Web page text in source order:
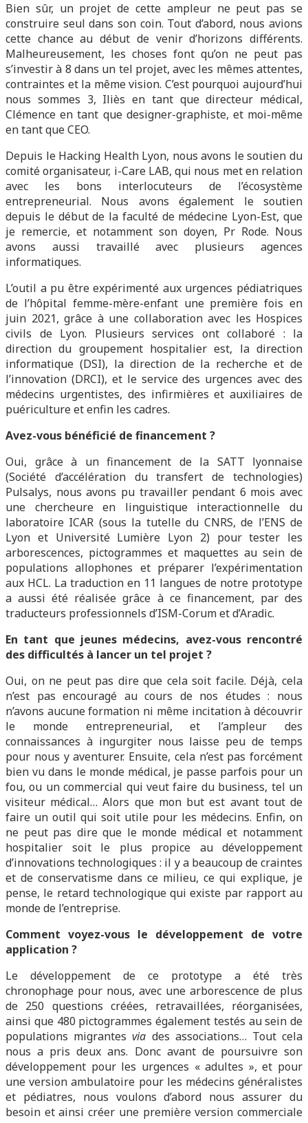
Bien sûr, un projet de cette ampleur ne peut pas se
construire seul dans son coin. Tout d’abord, nous avions
cette chance au début de venir d’horizons différents.
Malheureusement, les choses font qu’on ne peut pas
s’investir à 8 dans un tel projet, avec les mêmes attentes,
contraintes et la même vision. C’est pourquoi aujourd’hui
nous sommes 3, Iliès en tant que directeur médical,
Clémence en tant que designer-graphiste, et moi-même
en tant que CEO.
Depuis le Hacking Health Lyon, nous avons le soutien du
comité organisateur, i-Care LAB, qui nous met en relation
avec les bons interlocuteurs de l’écosystème
entrepreneurial. Nous avons également le soutien
depuis le début de la faculté de médecine Lyon-Est, que
je remercie, et notamment son doyen, Pr Rode. Nous
avons aussi travaillé avec plusieurs agences
informatiques.
L’outil a pu être expérimenté aux urgences pédiatriques
de l’hôpital femme-mère-enfant une première fois en
juin 2021, grâce à une collaboration avec les Hospices
civils de Lyon. Plusieurs services ont collaboré : la
direction du groupement hospitalier est, la direction
informatique (DSI), la direction de la recherche et de
l’innovation (DRCI), et le service des urgences avec des
médecins urgentistes, des infirmières et auxiliaires de
puériculture et enfin les cadres.
Avez-vous bénéficié de financement ?
Oui, grâce à un financement de la SATT lyonnaise
(Société d’accélération du transfert de technologies)
Pulsalys, nous avons pu travailler pendant 6 mois avec
une chercheure en linguistique interactionnelle du
laboratoire ICAR (sous la tutelle du CNRS, de l’ENS de
Lyon et Université Lumière Lyon 2) pour tester les
arborescences, pictogrammes et maquettes au sein de
populations allophones et préparer l’expérimentation
aux HCL. La traduction en 11 langues de notre prototype
a aussi été réalisée grâce à ce financement, par des
traducteurs professionnels d’ISM-Corum et d’Aradic.
En tant que jeunes médecins, avez-vous rencontré
des difficultés à lancer un tel projet ?
Oui, on ne peut pas dire que cela soit facile. Déjà, cela
n’est pas encouragé au cours de nos études : nous
n’avons aucune formation ni même incitation à découvrir
le monde entrepreneurial, et l’ampleur des
connaissances à ingurgiter nous laisse peu de temps
pour nous y aventurer. Ensuite, cela n’est pas forcément
bien vu dans le monde médical, je passe parfois pour un
fou, ou un commercial qui veut faire du business, tel un
visiteur médical… Alors que mon but est avant tout de
faire un outil qui soit utile pour les médecins. Enfin, on
ne peut pas dire que le monde médical et notamment
hospitalier soit le plus propice au développement
d’innovations technologiques : il y a beaucoup de craintes
et de conservatisme dans ce milieu, ce qui explique, je
pense, le retard technologique qui existe par rapport au
monde de l’entreprise.
Comment voyez-vous le développement de votre
application ?
Le développement de ce prototype a été très
chronophage pour nous, avec une arborescence de plus
de 250 questions créées, retravaillées, réorganisées,
ainsi que 480 pictogrammes également testés au sein de
populations migrantesvia des associations… Tout cela
nous a pris deux ans. Donc avant de poursuivre son
développement pour les urgences « adultes », et pour
une version ambulatoire pour les médecins généralistes
et pédiatres, nous voulons d’abord nous assurer du
besoin et ainsi créer une première version commerciale